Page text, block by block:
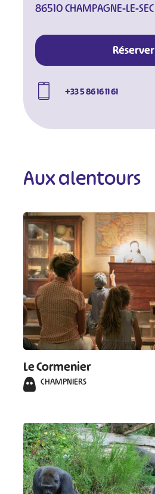
86510 CHAMPAGNE-LE-SEC
Réserver
+33 5 86 16 11 61
Aux alentours
Le Cormenier
CHAMPNIERS